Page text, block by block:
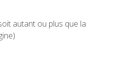
autant ou plus que la